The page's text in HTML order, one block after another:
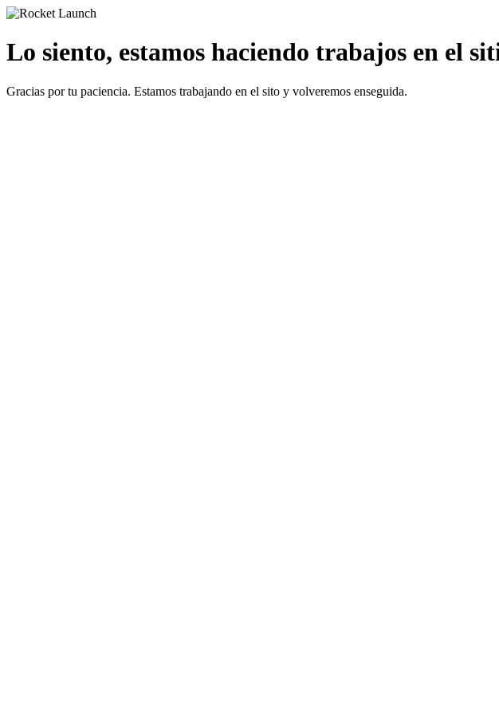
Lo siento, estamos haciendo trabajos en el
Gracias por tu paciencia. Estamos trabajando en el sito y volveremos enseguida.